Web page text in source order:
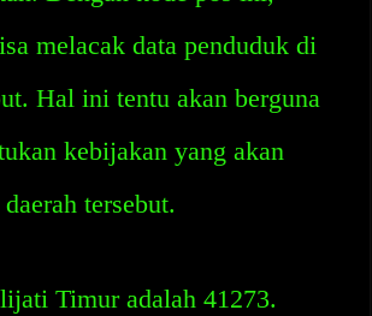
melacak data penduduk di
Hal ini tentu akan berguna
kebijakan yang akan
tersebut.
Timur adalah 41273.